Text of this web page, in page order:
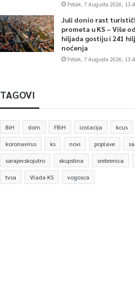
Petak, 7 Augusta 2026,
Juli donio rast
prometa u KS – Više
hiljada gostiju i 241
noćenja
Petak, 7 Augusta 2026,
TAGOVI
BiH dom FBiH izolacija kcus
koronavirus ks novi poplave
sarajevskojutro skupstina srebrenica
tvsa Vlada KS vogosca